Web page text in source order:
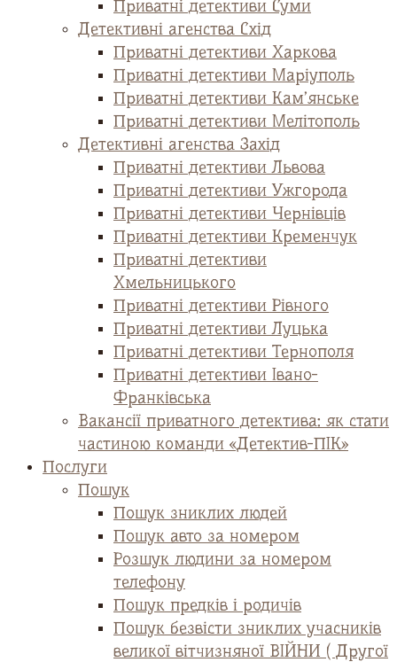
Приватні детективи Суми
Детективні агенства Схід
Приватні детективи Харкова
Приватні детективи Маріуполь
Приватні детективи Кам’янське
Приватні детективи Мелітополь
Детективні агенства Захід
Приватні детективи Львова
Приватні детективи Ужгорода
Приватні детективи Чернівців
Приватні детективи Кременчук
Приватні детективи
Хмельницького
Приватні детективи Рівного
Приватні детективи Луцька
Приватні детективи Тернополя
Приватні детективи Івано-
Франківська
Вакансії приватного детектива: як стати
частиною команди «Детектив-ПІК»
Послуги
Пошук
Пошук зниклих людей
Пошук авто за номером
Розшук людини за номером
телефону
Пошук предків і родичів
Пошук безвісти зниклих учасників
великої вітчизняної ВІЙНИ ( Другої